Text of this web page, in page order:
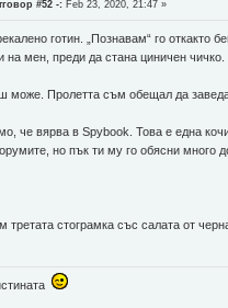
#52 -: Feb 23, 2020, 21:47 »
готин. „Познавам“ го
мен, преди да стана циничен чичко.
може. Пролетта съм обещал да
че вярва в Spybook. Това е една
но пък ти му го обясни много
третата стограмка със салата от